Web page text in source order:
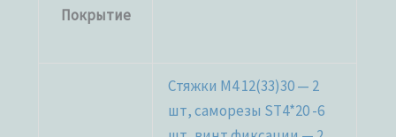
Покрытие
Стяжки M4 12(33)30 — 2
шт, саморезы SТ4*20 -6